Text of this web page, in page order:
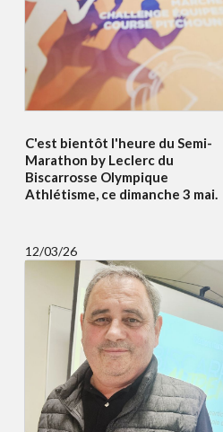
C'est bientôt l'heure du Semi-
Marathon by Leclerc du
Biscarrosse Olympique
Athlétisme, ce dimanche 3 mai.
12/03/26